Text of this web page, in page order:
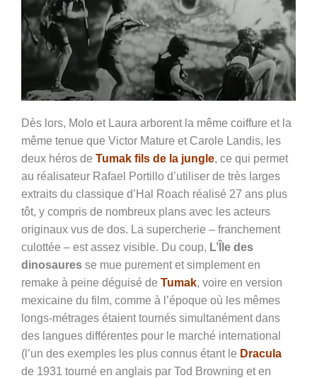
Dès lors, Molo et Laura arborent la même coiffure et la
même tenue que Victor Mature et Carole Landis, les
deux héros de Tumak fils de la jungle, ce qui permet
au réalisateur Rafael Portillo d’utiliser de très larges
extraits du classique d’Hal Roach réalisé 27 ans plus
tôt, y compris de nombreux plans avec les acteurs
originaux vus de dos. La supercherie – franchement
culottée – est assez visible. Du coup, L’Île des
dinosaures se mue purement et simplement en
remake à peine déguisé de Tumak, voire en version
mexicaine du film, comme à l’époque où les mêmes
longs-métrages étaient tournés simultanément dans
des langues différentes pour le marché international
(l’un des exemples les plus connus étant le Dracula
de 1931 tourné en anglais par Tod Browning et en